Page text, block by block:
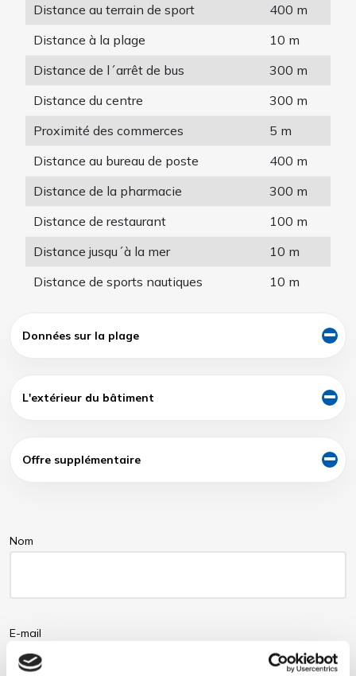
Distance au terrain de sport
400 m
Distance à la plage
10 m
Distance de l´arrêt de bus
300 m
Distance du centre
300 m
Proximité des commerces
5 m
Distance au bureau de poste
400 m
Distance de la pharmacie
300 m
Distance de restaurant
100 m
Distance jusqu´à la mer
10 m
Distance de sports nautiques
10 m
Données sur la plage
L'extérieur du bâtiment
Offre supplémentaire
Nom
E-mail